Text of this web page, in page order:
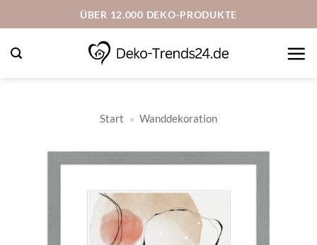
Inhalt
springen
ÜBER 12.000 DEKO-PRODUKTE
Start » Wanddekoration